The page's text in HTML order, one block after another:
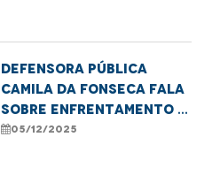
Defensora Pública
Camila da Fonseca fala
sobre enfrentamento à
pornografia infantil
05/12/2025